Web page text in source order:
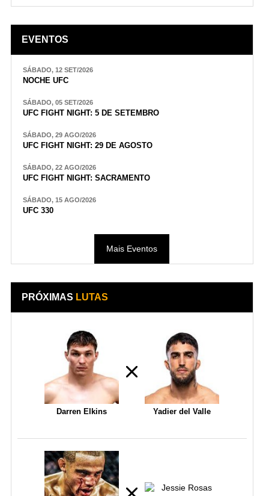
EVENTOS
SÁBADO, 12 SET/2026
NOCHE UFC
SÁBADO, 05 SET/2026
UFC FIGHT NIGHT: 5 DE SETEMBRO
SÁBADO, 29 AGO/2026
UFC FIGHT NIGHT: 29 DE AGOSTO
SÁBADO, 22 AGO/2026
UFC FIGHT NIGHT: SACRAMENTO
SÁBADO, 15 AGO/2026
UFC 330
Mais Eventos
PRÓXIMAS LUTAS
Darren Elkins Yadier del Valle